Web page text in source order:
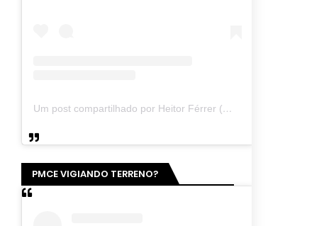
Um post compartilhado por Heitor Férrer (@heitor_ferrer77)
PMCE VIGIANDO TERRENO?